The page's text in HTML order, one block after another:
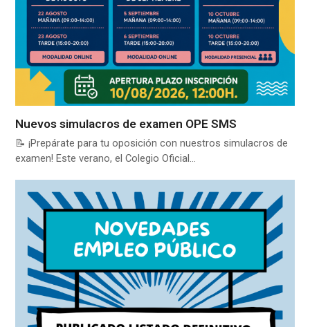
Nuevos simulacros de examen OPE SMS
📝 ¡Prepárate para tu oposición con nuestros simulacros de
examen! Este verano, el Colegio Oficial…